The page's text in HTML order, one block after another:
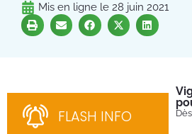
Mis en ligne le 28 juin 2021
FLASH INFO